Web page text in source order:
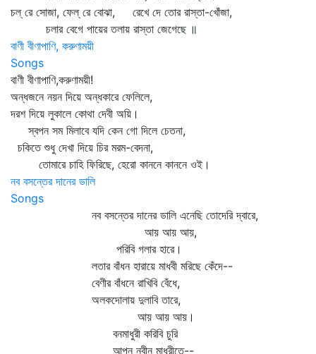
চল্‌ রে সোজা, ফেল্‌ রে বোঝা, রেখে দে তোর রাস্তা-খোঁজা,
চলার বেগে পায়ের তলায় রাস্তা জেগেছে ॥
বাণী বীণাপাণি, করুণাময়ী
Songs
বাণী বীণাপাণি,করুণাময়ী!
অন্ধজনে নয়ন দিয়ে অন্ধকারে ফেলিলে,
দরশ দিয়ে লুকালে কোথা দেবী অয়ি।
স্বপন সম মিলাবে যদি কেন গো দিলে চেতনা,
চকিতে শুধু দেখা দিয়ে চির মরম-বেদনা,
তোমারে চাহি ফিরিছে, হেরো কাননে কাননে ওই।
নব বসন্তের দানের ডালি
Songs
নব বসন্তের দানের ডালি এনেছি তোদেরি দ্বারে,
আয় আয় আয়,
পরিবি গলার হারে।
লতার বাঁধন হারায়ে মাধবী মরিছে কেঁদে--
বেণীর বাঁধনে রাখিবি বেঁধে,
অলকদোলায় দুলাবি তারে,
আয় আয় আয়।
বনমাধুরী করিবি চুরি
আপন নবীন মাধুরীতে--